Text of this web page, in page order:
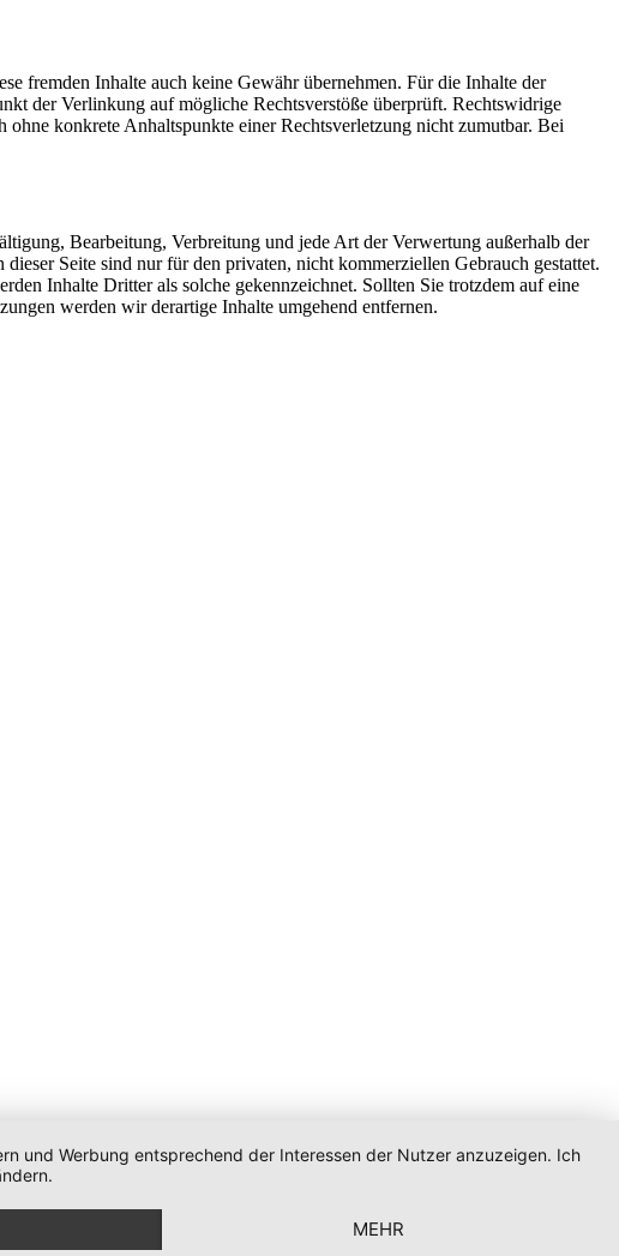
fremden Inhalte auch keine Gewähr übernehmen. Für die Inhalte der
der Verlinkung auf mögliche Rechtsverstöße überprüft. Rechtswidrige
konkrete Anhaltspunkte einer Rechtsverletzung nicht zumutbar. Bei
Bearbeitung, Verbreitung und jede Art der Verwertung außerhalb der
Seite sind nur für den privaten, nicht kommerziellen Gebrauch gestattet.
Inhalte Dritter als solche gekennzeichnet. Sollten Sie trotzdem auf eine
werden wir derartige Inhalte umgehend entfernen.
und Werbung entsprechend der Interessen der Nutzer anzuzeigen. Ich
MEHR